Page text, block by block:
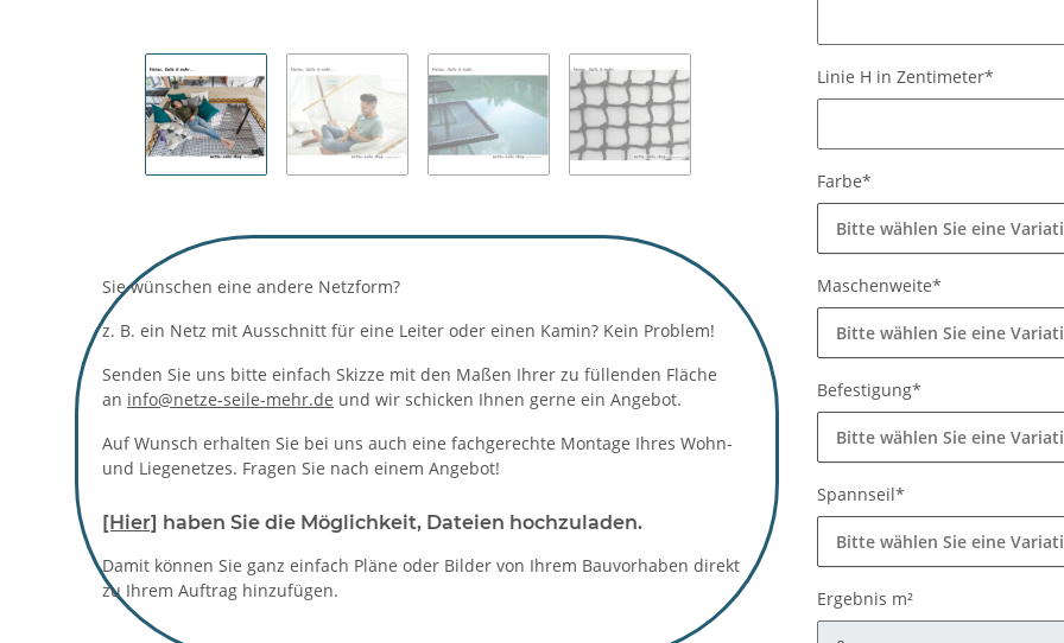
Sie wünschen eine andere Netzform?
z. B. ein Netz mit Ausschnitt für eine Leiter oder einen Kamin? Kein Problem!
Senden Sie uns bitte einfach Skizze mit den Maßen Ihrer zu füllenden Fläche
an info@netze-seile-mehr.de und wir schicken Ihnen gerne ein Angebot.
Auf Wunsch erhalten Sie bei uns auch eine fachgerechte Montage Ihres Wohn-
und Liegenetzes. Fragen Sie nach einem Angebot!
[Hier] haben Sie die Möglichkeit, Dateien hochzuladen.
Damit können Sie ganz einfach Pläne oder Bilder von Ihrem Bauvorhaben direkt
zu Ihrem Auftrag hinzufügen.
Linie H in Zentimeter*
Farbe*
Bitte wählen Sie eine
Maschenweite*
Bitte wählen Sie eine
Befestigung*
Bitte wählen Sie eine
Spannseil*
Bitte wählen Sie eine
Ergebnis m²